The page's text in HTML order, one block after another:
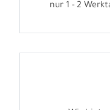
nur 1 - 2